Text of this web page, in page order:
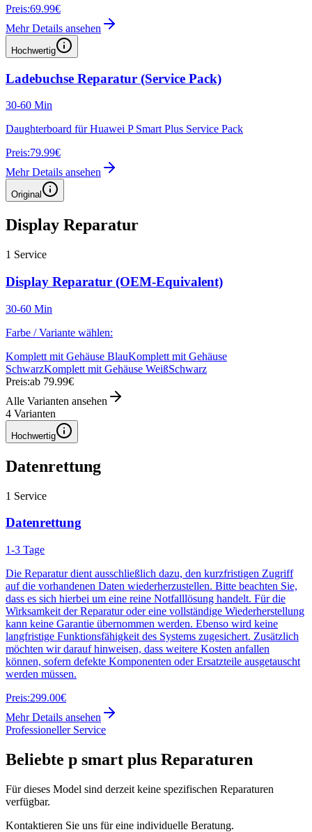
Preis:69.99€
Mehr Details ansehen
Hochwertig
Ladebuchse Reparatur (Service Pack)
30-60 Min
Daughterboard für Huawei P Smart Plus Service Pack
Preis:79.99€
Mehr Details ansehen
Original
Display Reparatur
1 Service
Display Reparatur (OEM-Equivalent)
30-60 Min
Farbe / Variante wählen:
Komplett mit Gehäuse BlauKomplett mit Gehäuse
SchwarzKomplett mit Gehäuse WeißSchwarz
Preis:ab 79.99€
Alle Varianten ansehen
4 Varianten
Hochwertig
Datenrettung
1 Service
Datenrettung
1-3 Tage
Die Reparatur dient ausschließlich dazu, den kurzfristigen Zugriff
auf die vorhandenen Daten wiederherzustellen. Bitte beachten Sie,
dass es sich hierbei um eine reine Notfalllösung handelt. Für die
Wirksamkeit der Reparatur oder eine vollständige Wiederherstellung
kann keine Garantie übernommen werden. Ebenso wird keine
langfristige Funktionsfähigkeit des Systems zugesichert. Zusätzlich
möchten wir darauf hinweisen, dass weitere Kosten anfallen
können, sofern defekte Komponenten oder Ersatzteile ausgetauscht
werden müssen.
Preis:299.00€
Mehr Details ansehen
Professioneller Service
Beliebte p smart plus Reparaturen
Für dieses Model sind derzeit keine spezifischen Reparaturen
verfügbar.
Kontaktieren Sie uns für eine individuelle Beratung.